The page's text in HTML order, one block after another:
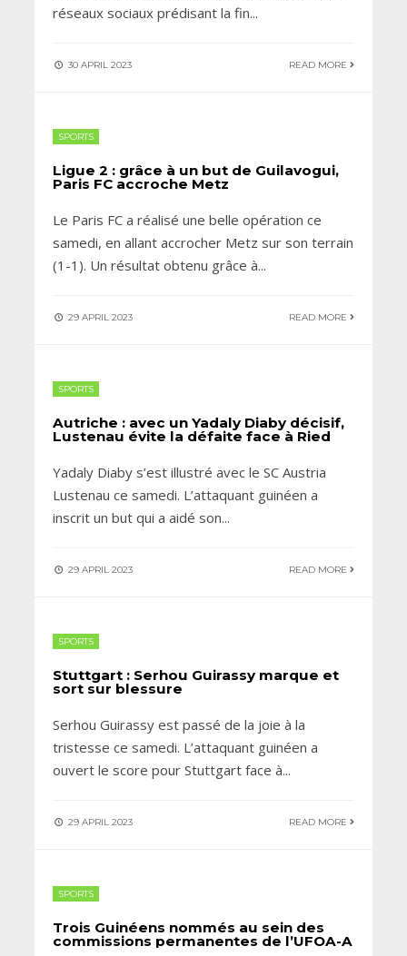
réseaux sociaux prédisant la fin...
30 APRIL 2023 READ MORE
SPORTS
Ligue 2 : grâce à un but de Guilavogui,
Paris FC accroche Metz
Le Paris FC a réalisé une belle opération ce
samedi, en allant accrocher Metz sur son terrain
(1-1). Un résultat obtenu grâce à...
29 APRIL 2023 READ MORE
SPORTS
Autriche : avec un Yadaly Diaby décisif,
Lustenau évite la défaite face à Ried
Yadaly Diaby s’est illustré avec le SC Austria
Lustenau ce samedi. L’attaquant guinéen a
inscrit un but qui a aidé son...
29 APRIL 2023 READ MORE
SPORTS
Stuttgart : Serhou Guirassy marque et
sort sur blessure
Serhou Guirassy est passé de la joie à la
tristesse ce samedi. L’attaquant guinéen a
ouvert le score pour Stuttgart face à...
29 APRIL 2023 READ MORE
SPORTS
Trois Guinéens nommés au sein des
commissions permanentes de l’UFOA-A